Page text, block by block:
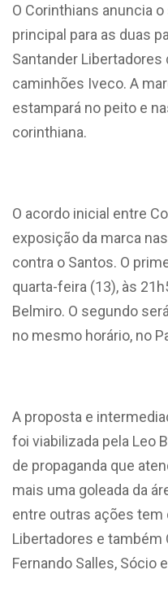
O Corinthians anuncia
principal para as duas
Santander Libertadores
caminhões Iveco. A
estampará no peito e
corinthiana.
O acordo inicial entre
exposição da marca
contra o Santos. O
quarta-feira (13), às
Belmiro. O segundo
no mesmo horário, no
A proposta e
foi viabilizada pela Leo
de propaganda que
mais uma goleada da
entre outras ações
Libertadores e também
Fernando Salles, Sócio